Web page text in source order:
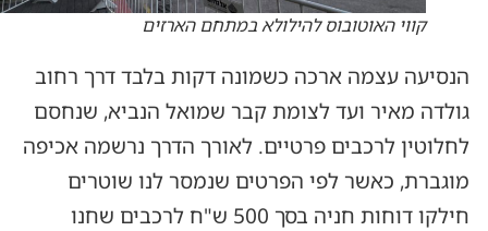
קווי האוטובוס להילולא במתחם הארזים
הנסיעה עצמה ארכה כשמונה דקות בלבד דרך רחוב
גולדה מאיר ועד לצומת קבר שמואל הנביא, שנחסם
לחלוטין לרכבים פרטיים. לאורך הדרך נרשמה אכיפה
מוגברת, כאשר לפי הפרטים שנמסר לנו שוטרים
חילקו דוחות חניה בסך 500 ש"ח לרכבים שחנו